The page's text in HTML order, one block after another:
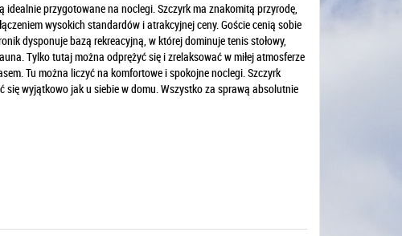
przygotowane na noclegi. Szczyrk ma znakomitą przyrodę,
wysokich standardów i atrakcyjnej ceny. Goście cenią sobie
dysponuje bazą rekreacyjną, w której dominuje tenis stołowy,
Tylko tutaj można odprężyć się i zrelaksować w miłej atmosferze
Tu można liczyć na komfortowe i spokojne noclegi. Szczyrk
wyjątkowo jak u siebie w domu. Wszystko za sprawą absolutnie